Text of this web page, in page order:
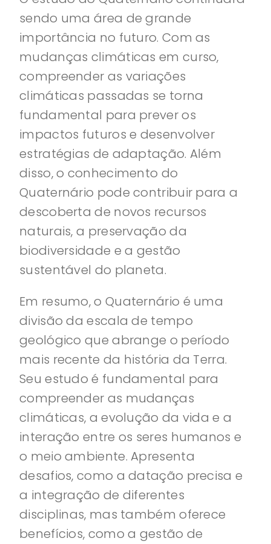
sendo uma área de grande
importância no futuro. Com as
mudanças climáticas em curso,
compreender as variações
climáticas passadas se torna
fundamental para prever os
impactos futuros e desenvolver
estratégias de adaptação. Além
disso, o conhecimento do
Quaternário pode contribuir para a
descoberta de novos recursos
naturais, a preservação da
biodiversidade e a gestão
sustentável do planeta.
Em resumo, o Quaternário é uma
divisão da escala de tempo
geológico que abrange o período
mais recente da história da Terra.
Seu estudo é fundamental para
compreender as mudanças
climáticas, a evolução da vida e a
interação entre os seres humanos e
o meio ambiente. Apresenta
desafios, como a datação precisa e
a integração de diferentes
disciplinas, mas também oferece
benefícios, como a gestão de